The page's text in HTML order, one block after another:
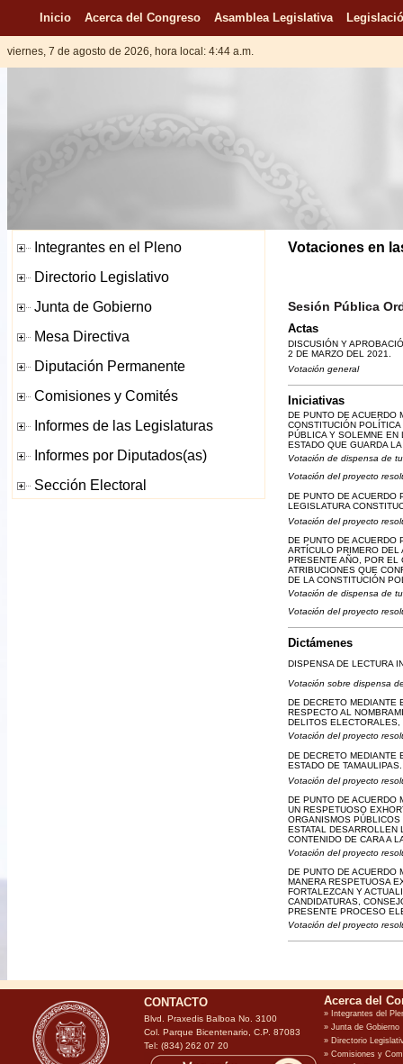
Inicio Acerca del Congreso Asamblea Legislativa
viernes, 7 de agosto de 2026, hora local: 4:44 a.m.
Votaciones en
Sesión Pública
Actas
DISCUSIÓN Y
2 DE MARZO DEL 2021.
Votación general
Iniciativas
DE PUNTO DE ACUERDO
CONSTITUCIÓN
PÚBLICA Y SOLEMNE EN
ESTADO QUE GUARDA
Votación de dispensa de
Votación del proyecto
DE PUNTO DE ACUERDO
LEGISLATURA
Votación del proyecto
DE PUNTO DE ACUERDO
ARTÍCULO PRIMERO
PRESENTE AÑO, POR EL
ATRIBUCIONES QUE
DE LA CONSTITUCIÓN
Votación de dispensa de
Votación del proyecto
Dictámenes
DISPENSA DE LECTURA
Votación sobre dispensa
DE DECRETO MEDIANTE
RESPECTO AL
DELITOS ELECTORALES,
Votación del proyecto
DE DECRETO MEDIANTE
ESTADO DE TAMAULIPAS.
Votación del proyecto
DE PUNTO DE ACUERDO
UN RESPETUOSO
ORGANISMOS
ESTATAL DESARROLLEN
CONTENIDO DE CARA A
Votación del proyecto
DE PUNTO DE ACUERDO
MANERA RESPETUOSA
FORTALEZCAN Y
CANDIDATURAS,
PRESENTE PROCESO
Votación del proyecto
CONTACTO
Blvd. Praxedis Balboa No. 3100
Col. Parque Bicentenario, C.P. 87083
Tel: (834) 262 07 20